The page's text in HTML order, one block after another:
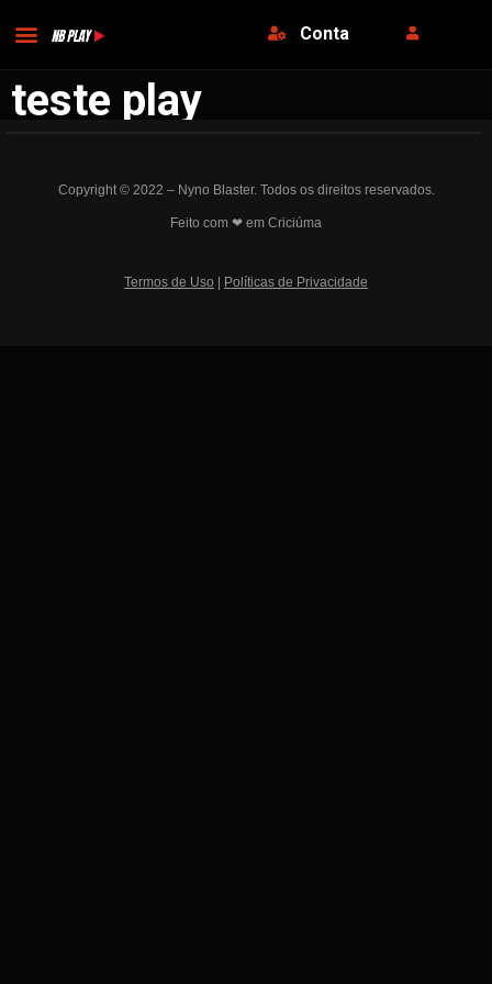
Conta
teste play
Copyright © 2022 – Nyno Blaster. Todos os direitos reservados.
Feito com ❤ em Criciúma
Termos de Uso | Políticas de Privacidade